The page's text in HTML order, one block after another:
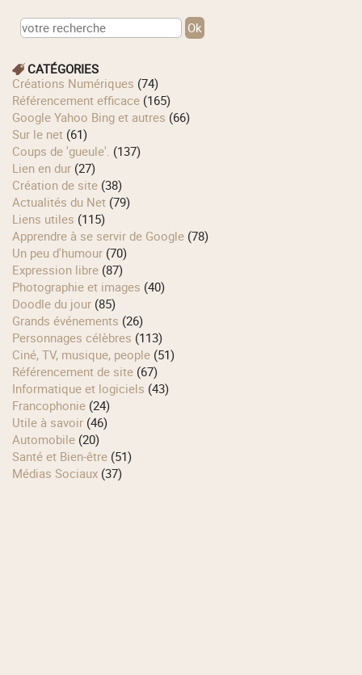
CATÉGORIES
Créations Numériques (74)
Référencement efficace (165)
Google Yahoo Bing et autres (66)
Sur le net (61)
Coups de 'gueule'. (137)
Lien en dur (27)
Création de site (38)
Actualités du Net (79)
Liens utiles (115)
Apprendre à se servir de Google (78)
Un peu d'humour (70)
Expression libre (87)
Photographie et images (40)
Doodle du jour (85)
Grands événements (26)
Personnages célèbres (113)
Ciné, TV, musique, people (51)
Référencement de site (67)
Informatique et logiciels (43)
Francophonie (24)
Utile à savoir (46)
Automobile (20)
Santé et Bien-être (51)
Médias Sociaux (37)